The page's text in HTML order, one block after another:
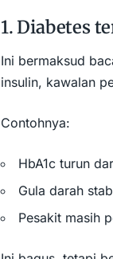
1. Diabetes
Ini bermaksud
insulin, kawalan
Contohnya:
HbA1c turun
Gula darah
Pesakit masih